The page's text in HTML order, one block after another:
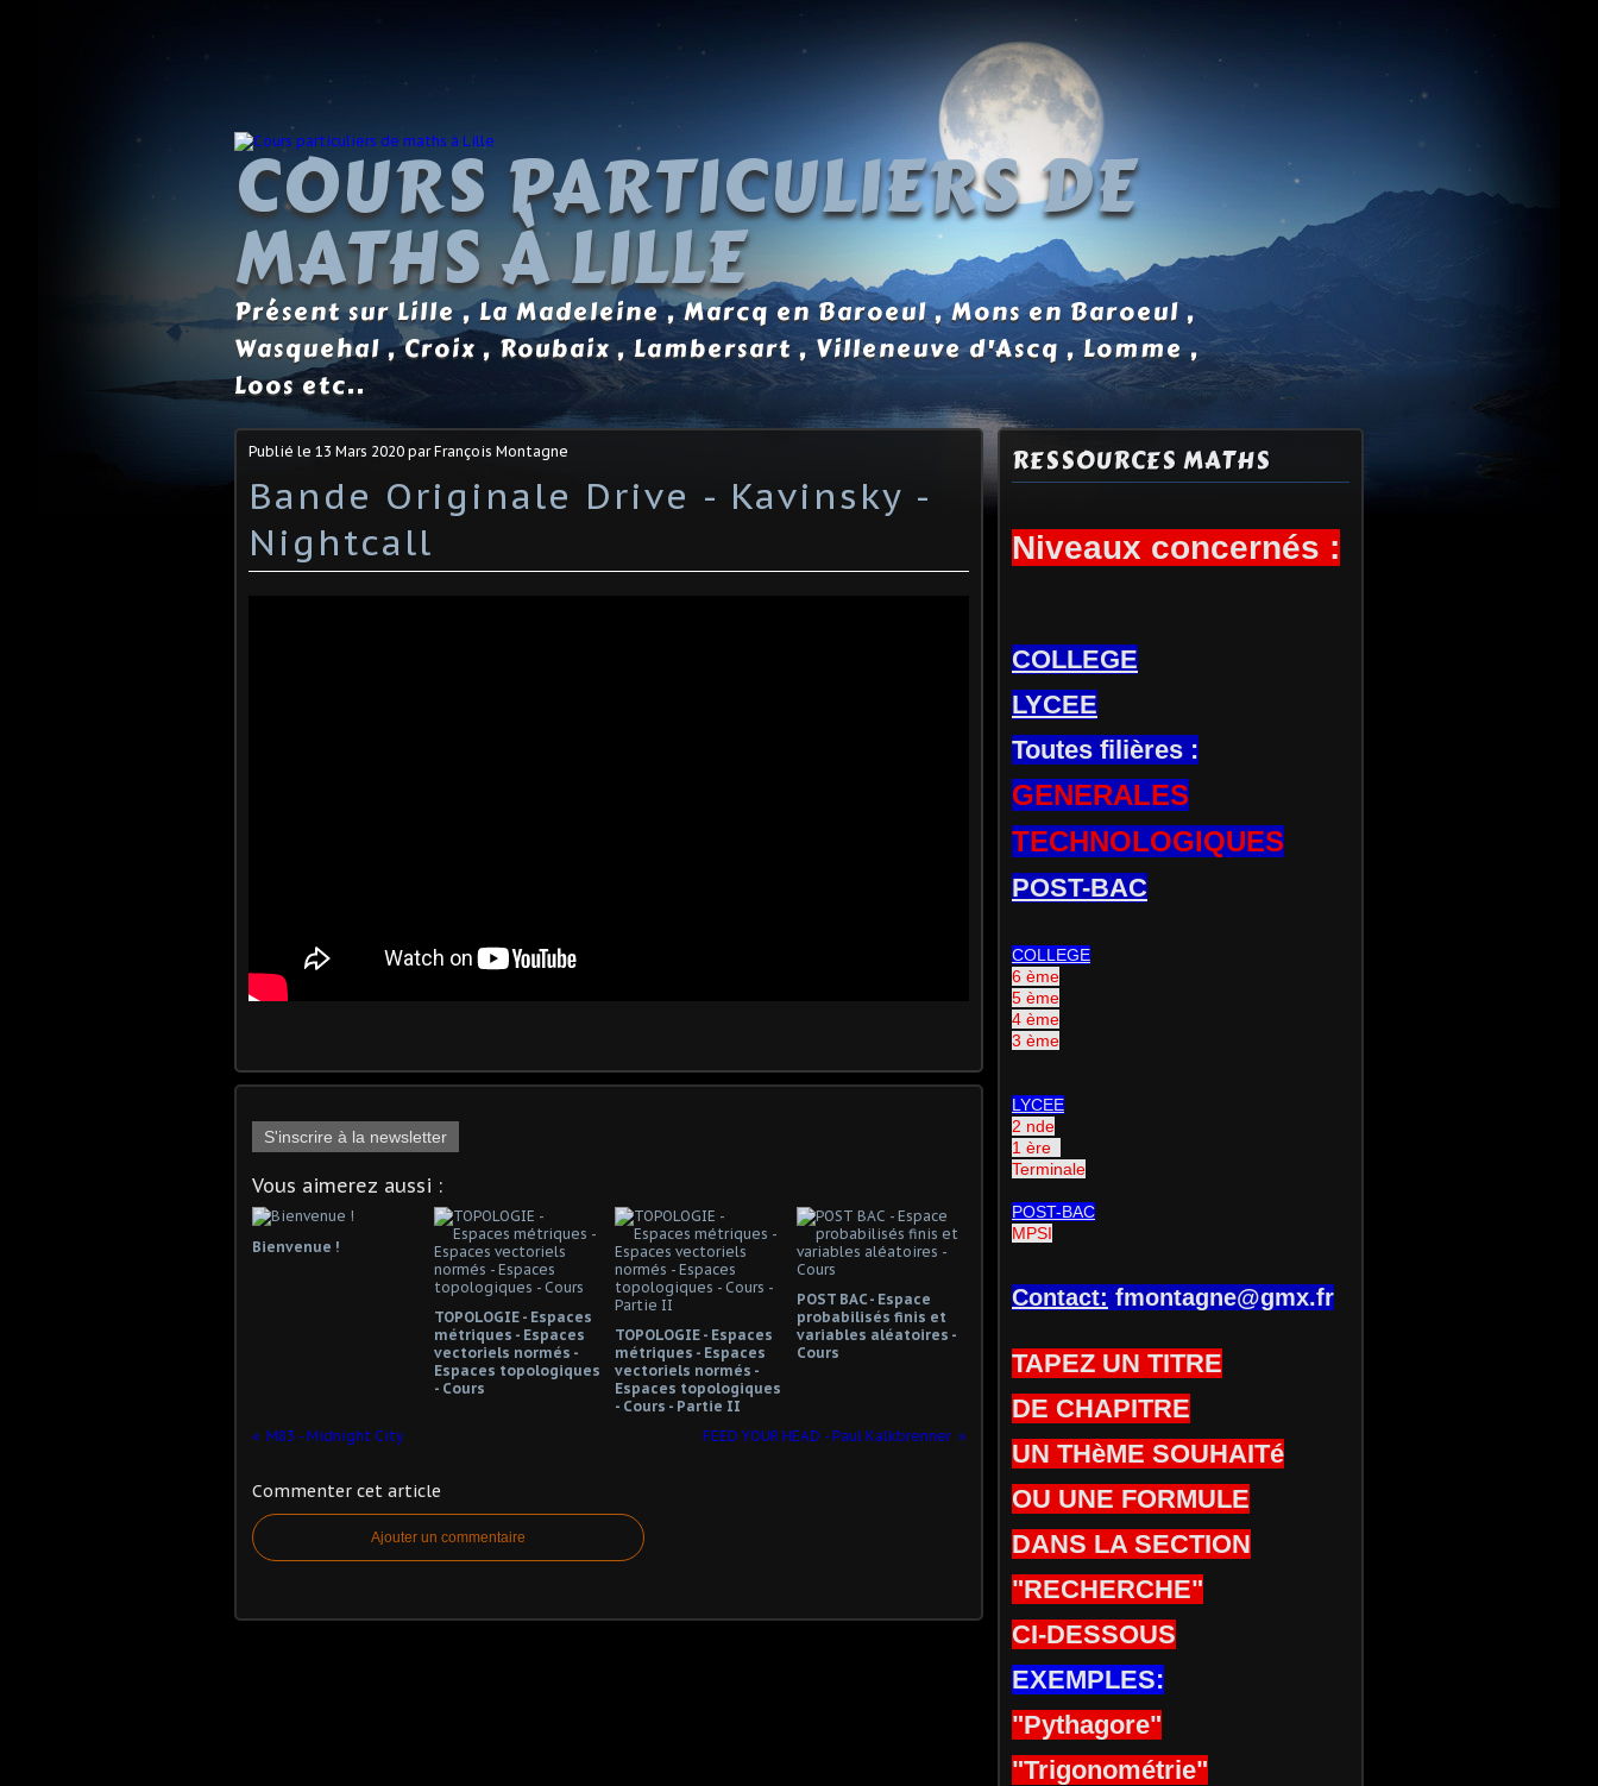
COURS PARTICULIERS DE
MATHS À LILLE
Présent sur Lille , La Madeleine , Marcq en Baroeul , Mons en Baroeul ,
Wasquehal , Croix , Roubaix , Lambersart , Villeneuve d'Ascq , Lomme ,
Loos etc..
Publié le 13 Mars 2020 par François Montagne
Bande Originale Drive - Kavinsky -
Nightcall
S'inscrire à la newsletter
Vous aimerez aussi :
Bienvenue !
TOPOLOGIE - Espaces
métriques - Espaces
vectoriels normés -
Espaces topologiques
- Cours
TOPOLOGIE - Espaces
métriques - Espaces
vectoriels normés -
Espaces topologiques
- Cours - Partie II
POST BAC - Espace
probabilisés finis et
variables aléatoires -
Cours
M83 - Midnight City FEED YOUR HEAD - Paul Kalkbrenner
Commenter cet article
Ajouter un commentaire
RESSOURCES MATHS
Niveaux concernés :
COLLEGE
LYCEE
Toutes filières :
GENERALES
TECHNOLOGIQUES
POST-BAC
COLLEGE
6 ème
5 ème
4 ème
3 ème
LYCEE
2 nde
1 ère
Terminale
POST-BAC
MPSI
Contact: fmontagne@gmx.fr
TAPEZ UN TITRE
DE CHAPITRE
UN THèME SOUHAITé
OU UNE FORMULE
DANS LA SECTION
"RECHERCHE"
CI-DESSOUS
EXEMPLES:
"Pythagore"
"Trigonométrie"